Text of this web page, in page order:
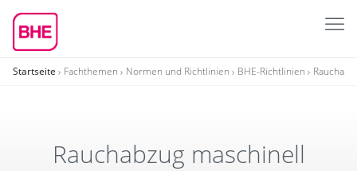
Startseite Fachthemen Normen und Richtlinien BHE-Richtlinien
Rauch­abzug maschi­nell